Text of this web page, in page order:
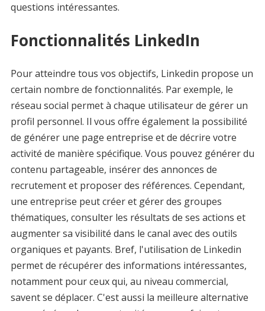
questions intéressantes.
Fonctionnalités LinkedIn
Pour atteindre tous vos objectifs, Linkedin propose un
certain nombre de fonctionnalités. Par exemple, le
réseau social permet à chaque utilisateur de gérer un
profil personnel. Il vous offre également la possibilité
de générer une page entreprise et de décrire votre
activité de manière spécifique. Vous pouvez générer du
contenu partageable, insérer des annonces de
recrutement et proposer des références. Cependant,
une entreprise peut créer et gérer des groupes
thématiques, consulter les résultats de ses actions et
augmenter sa visibilité dans le canal avec des outils
organiques et payants. Bref, l'utilisation de Linkedin
permet de récupérer des informations intéressantes,
notamment pour ceux qui, au niveau commercial,
savent se déplacer. C'est aussi la meilleure alternative